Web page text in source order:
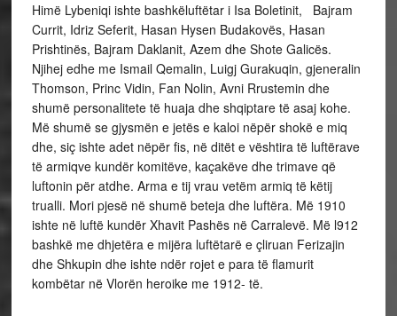
Himë Lybeniqi ishte bashkëluftëtar i Isa Boletinit, Bajram
Currit, Idriz Seferit, Hasan Hysen Budakovës, Hasan
Prishtinës, Bajram Daklanit, Azem dhe Shote Galicës.
Njihej edhe me Ismail Qemalin, Luigj Gurakuqin, gjeneralin
Thomson, Princ Vidin, Fan Nolin, Avni Rrustemin dhe
shumë personalitete të huaja dhe shqiptare të asaj kohe.
Më shumë se gjysmën e jetës e kaloi nëpër shokë e miq
dhe, siç ishte adet nëpër fis, në ditët e vështira të luftërave
të armiqve kundër komitëve, kaçakëve dhe trimave që
luftonin për atdhe. Arma e tij vrau vetëm armiq të këtij
trualli. Mori pjesë në shumë beteja dhe luftëra. Më 1910
ishte në luftë kundër Xhavit Pashës në Carralevë. Më l912
bashkë me dhjetëra e mijëra luftëtarë e çliruan Ferizajin
dhe Shkupin dhe ishte ndër rojet e para të flamurit
kombëtar në Vlorën heroike me 1912- të.